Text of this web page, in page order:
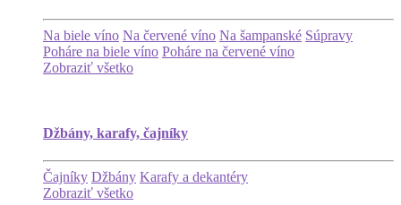
Na biele víno Na červené víno Na šampanské Súpravy
Poháre na biele víno Poháre na červené víno
Zobraziť všetko
Džbány, karafy, čajníky
Čajníky Džbány Karafy a dekantéry
Zobraziť všetko